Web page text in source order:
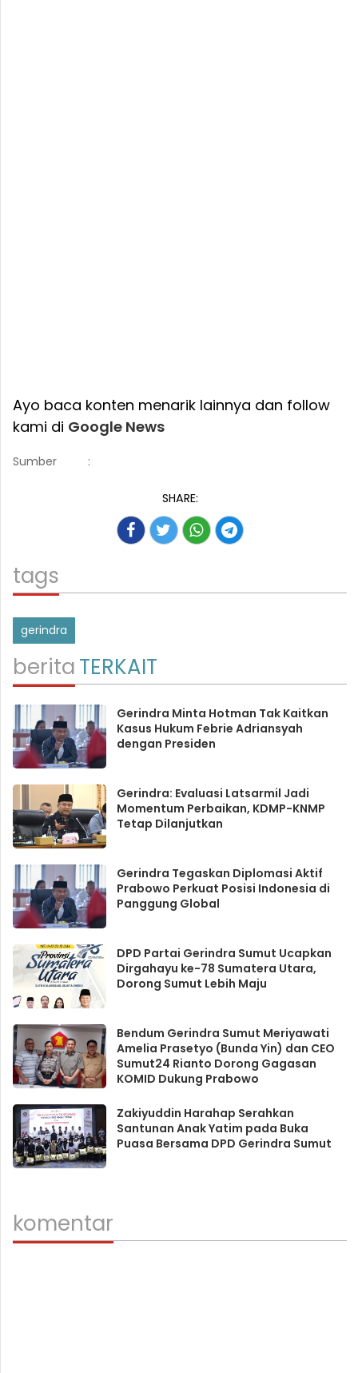
Ayo baca konten menarik lainnya dan follow
kami di Google News
Sumber :
SHARE:
tags
gerindra
beritaTERKAIT
Gerindra Minta Hotman Tak Kaitkan
Kasus Hukum Febrie Adriansyah
dengan Presiden
Gerindra: Evaluasi Latsarmil Jadi
Momentum Perbaikan, KDMP-KNMP
Tetap Dilanjutkan
Gerindra Tegaskan Diplomasi Aktif
Prabowo Perkuat Posisi Indonesia di
Panggung Global
DPD Partai Gerindra Sumut Ucapkan
Dirgahayu ke-78 Sumatera Utara,
Dorong Sumut Lebih Maju
Bendum Gerindra Sumut Meriyawati
Amelia Prasetyo (Bunda Yin) dan CEO
Sumut24 Rianto Dorong Gagasan
KOMID Dukung Prabowo
Zakiyuddin Harahap Serahkan
Santunan Anak Yatim pada Buka
Puasa Bersama DPD Gerindra Sumut
komentar